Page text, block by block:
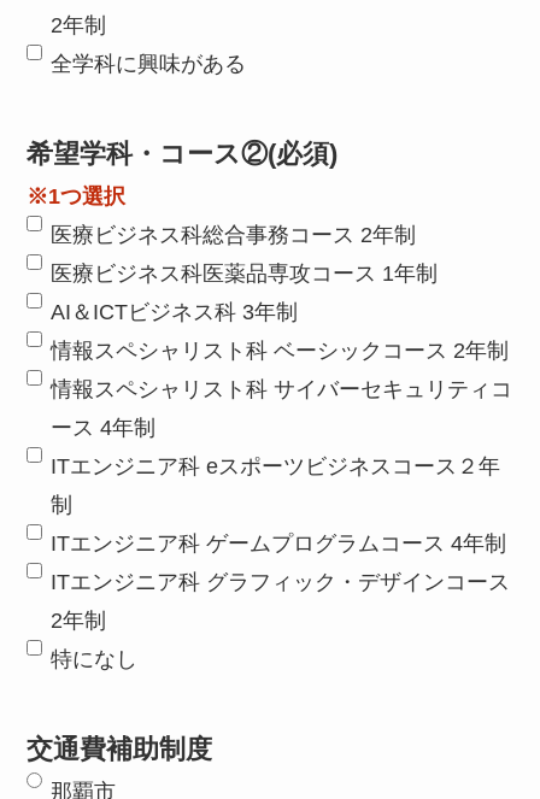
2年制
全学科に興味がある
希望学科・コース②(必須)
※1つ選択
医療ビジネス科総合事務コース 2年制
医療ビジネス科医薬品専攻コース 1年制
AI＆ICTビジネス科 3年制
情報スペシャリスト科 ベーシックコース 2年制
情報スペシャリスト科 サイバーセキュリティコ
ース 4年制
ITエンジニア科 eスポーツビジネスコース２年
制
ITエンジニア科 ゲームプログラムコース 4年制
ITエンジニア科 グラフィック・デザインコース
2年制
特になし
交通費補助制度
那覇市